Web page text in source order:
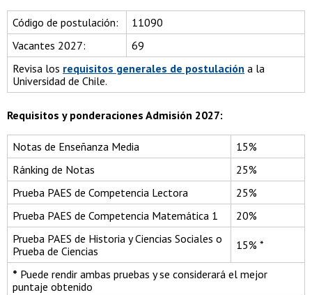
Código de postulación:
11090
Vacantes 2027:
69
Revisa los requisitos generales de postulación a la
Universidad de Chile.
Requisitos y ponderaciones Admisión 2027:
Notas de Enseñanza Media
15%
Ránking de Notas
25%
Prueba PAES de Competencia Lectora
25%
Prueba PAES de Competencia Matemática 1
20%
Prueba PAES de Historia y Ciencias Sociales o
Prueba de Ciencias
15% *
* Puede rendir ambas pruebas y se considerará el mejor
puntaje obtenido